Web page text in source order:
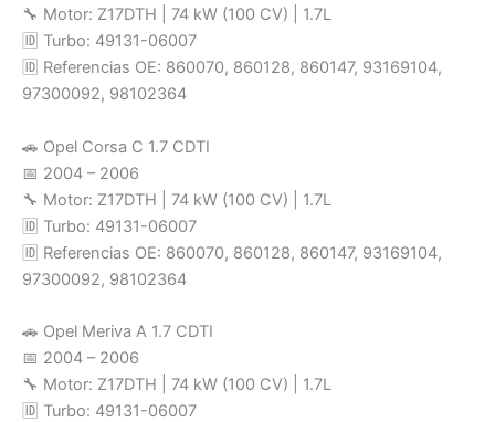
🔧 Motor: Z17DTH | 74 kW (100 CV) | 1.7L
🆔 Turbo: 49131-06007
🆔 Referencias OE: 860070, 860128, 860147, 93169104,
97300092, 98102364
🚗 Opel Corsa C 1.7 CDTI
📅 2004 – 2006
🔧 Motor: Z17DTH | 74 kW (100 CV) | 1.7L
🆔 Turbo: 49131-06007
🆔 Referencias OE: 860070, 860128, 860147, 93169104,
97300092, 98102364
🚗 Opel Meriva A 1.7 CDTI
📅 2004 – 2006
🔧 Motor: Z17DTH | 74 kW (100 CV) | 1.7L
🆔 Turbo: 49131-06007